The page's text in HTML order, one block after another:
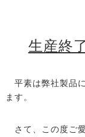
生産終
平素は弊社製品
ます。
さて、この度ご